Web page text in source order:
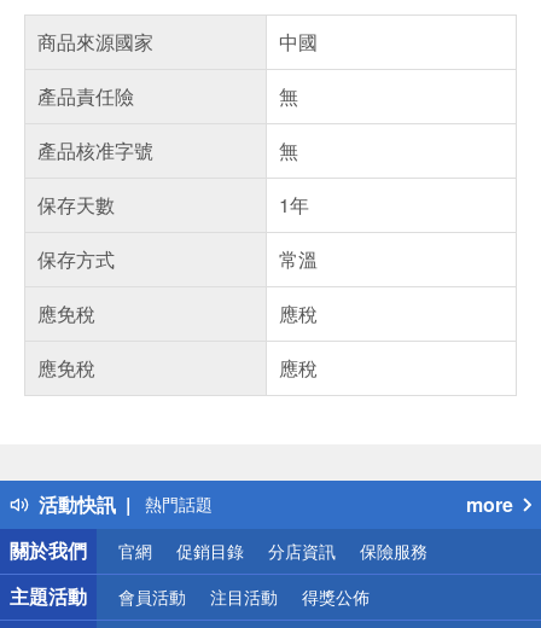
商品來源國家
中國
產品責任險
無
產品核准字號
無
保存天數
1年
保存方式
常溫
應免稅
應稅
應免稅
應稅
活動快訊
得獎公告
熱門話題
銀行優惠
偏遠地區配送
詐騙網頁！請小心！
more
關於我們
官網 促銷目錄 分店資訊 保險服務
主題活動 會員活動 注目活動 得獎公佈